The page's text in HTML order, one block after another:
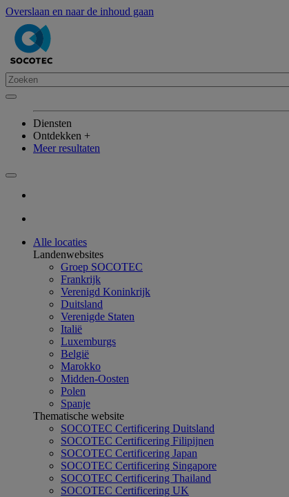
Overslaan en naar de inhoud gaan
Diensten
Ontdekken +
Meer resultaten
Alle locaties
Landenwebsites
Groep SOCOTEC
Frankrijk
Verenigd Koninkrijk
Duitsland
Verenigde Staten
Italië
Luxemburgs
België
Marokko
Midden-Oosten
Polen
Spanje
Thematische website
SOCOTEC Certificering Duitsland
SOCOTEC Certificering Filipijnen
SOCOTEC Certificering Japan
SOCOTEC Certificering Singapore
SOCOTEC Certificering Thailand
SOCOTEC Certificering UK